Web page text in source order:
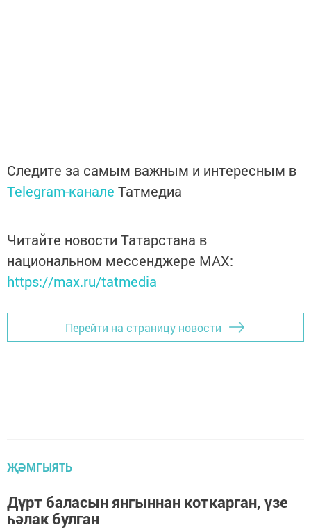
Следите за самым важным и интересным в
Telegram-канале Татмедиа
Читайте новости Татарстана в
национальном мессенджере MАХ:
https://max.ru/tatmedia
Перейти на страницу новости
ҖӘМГЫЯТЬ
Дүрт баласын янгыннан коткарган, үзе
һәлак булган